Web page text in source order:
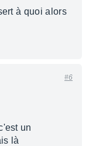
à quoi alors
#6
un
là